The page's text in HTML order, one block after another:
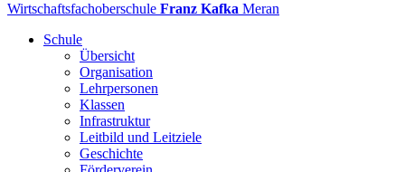
Wirtschaftsfachoberschule Franz Kafka Meran
Schule
Übersicht
Organisation
Lehrpersonen
Klassen
Infrastruktur
Leitbild und Leitziele
Geschichte